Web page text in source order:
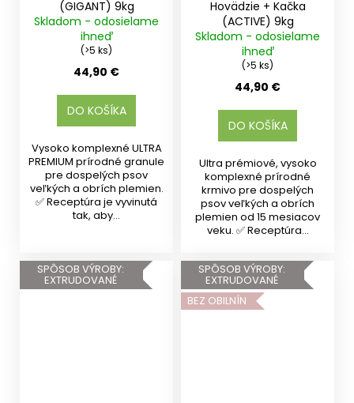
(GIGANT) 9kg
Skladom - odosielame
ihneď
(>5 ks)
44,90 €
DO KOŠÍKA
Vysoko komplexné ULTRA
PREMIUM prírodné granule
pre dospelých psov
veľkých a obrích plemien.
✅ Receptúra je vyvinutá
tak, aby...
Hovädzie + Kačka
(ACTIVE) 9kg
Skladom - odosielame
ihneď
(>5 ks)
44,90 €
DO KOŠÍKA
Ultra prémiové, vysoko
komplexné prírodné
krmivo pre dospelých
psov veľkých a obrích
plemien od 15 mesiacov
veku. ✅ Receptúra...
SPÔSOB VÝROBY:
EXTRUDOVANÉ
SPÔSOB VÝROBY:
EXTRUDOVANÉ
BEZ OBILNÍN